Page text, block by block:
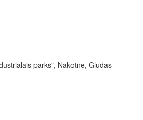
parks", Nākotne, Glūdas